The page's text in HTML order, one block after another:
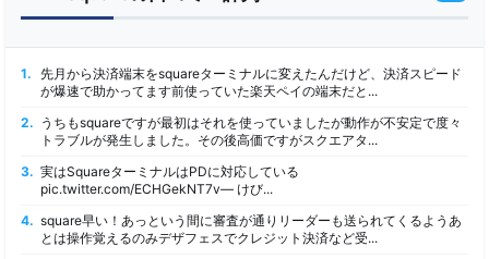
1. 先月から決済端末をsquareターミナルに変えたんだけど、決済スピード
が爆速で助かってます前使っていた楽天ペイの端末だと...
2. うちもsquareですが最初はそれを使っていましたが動作が不安定で度々
トラブルが発生しました。その後高価ですがスクエアタ...
3. 実はSquareターミナルはPDに対応している
pic.twitter.com/ECHGekNT7v— けび...
4. square早い！あっという間に審査が通りリーダーも送られてくるようあ
とは操作覚えるのみデザフェスでクレジット決済など受...